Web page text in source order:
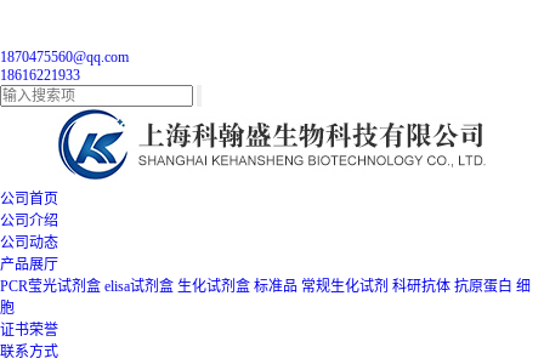
1870475560@qq.com
18616221933
公司首页
公司介绍
公司动态
产品展厅
PCR莹光试剂盒 elisa试剂盒 生化试剂盒 标准品 常规生化试剂 科研抗体 抗原蛋白 细
胞
证书荣誉
联系方式